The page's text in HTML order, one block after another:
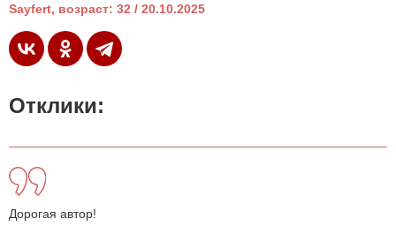
Sayfert, возраст: 32 / 20.10.2025
Отклики:
Дорогая автор!